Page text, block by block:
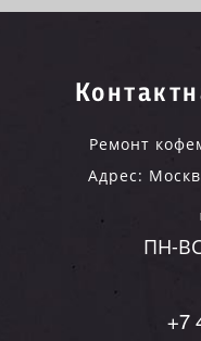
Ремонт
Адрес:
ПН-
+7